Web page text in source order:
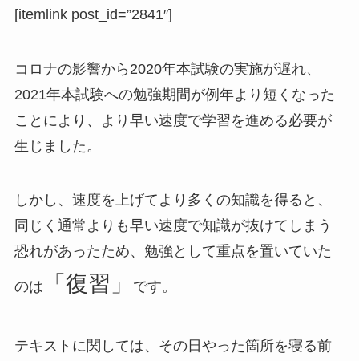
[itemlink post_id=”2841″]
コロナの影響から2020年本試験の実施が遅れ、
2021年本試験への勉強期間が例年より短くなった
ことにより、より早い速度で学習を進める必要が
生じました。
しかし、速度を上げてより多くの知識を得ると、
同じく通常よりも早い速度で知識が抜けてしまう
恐れがあったため、勉強として重点を置いていた
のは 「復習」 です。
テキストに関しては、その日やった箇所を寝る前